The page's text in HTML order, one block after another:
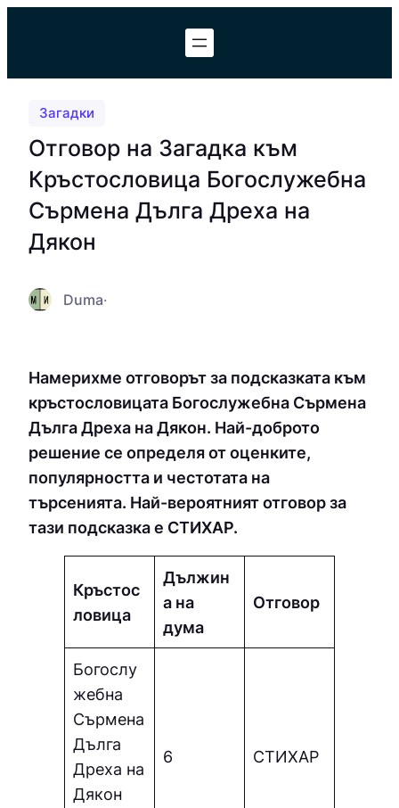
Загадки
Отговор на Загадка към
Кръстословица Богослужебна
Сърмена Дълга Дреха на
Дякон
Duma·
Намерихме отговорът за подсказката към
кръстословицата Богослужебна Сърмена
Дълга Дреха на Дякон. Най-доброто
решение се определя от оценките,
популярността и честотата на
търсенията. Най-вероятният отговор за
тази подсказка е CТИХAP.
Кръстос
ловица
Дължин
а на
дума
Отговор
Богослу
жебна
Сърмена
Дълга
Дреха на
Дякон
6 CТИХAP